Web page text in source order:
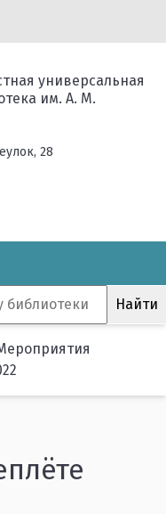
универсальная
им. А. М.
28